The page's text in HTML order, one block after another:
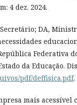
4 dez. 2024.
Secretário; DA,
Federativa
da Educação.
pdf/deffisica.pdf.
mais acessível